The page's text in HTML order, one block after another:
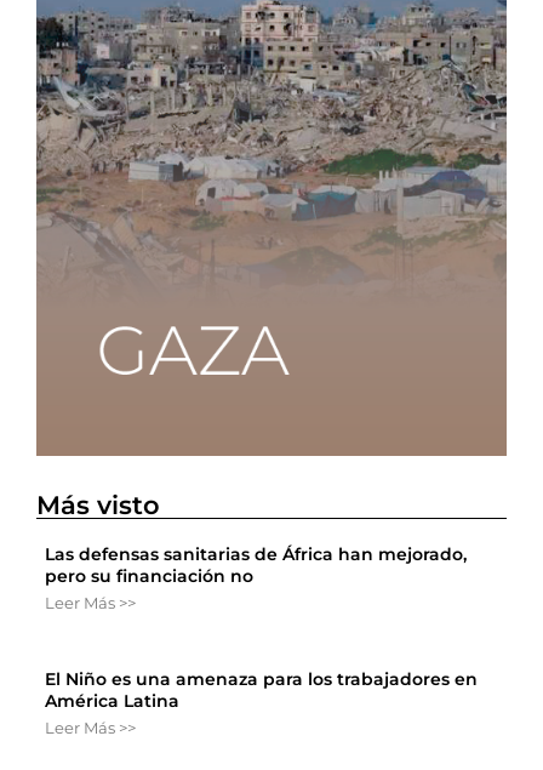
Más visto
Las defensas sanitarias de África han mejorado,
pero su financiación no
Leer Más >>
El Niño es una amenaza para los trabajadores en
América Latina
Leer Más >>